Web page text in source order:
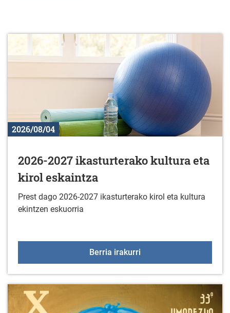
2026/08/04
2026-2027 ikasturterako kultura eta
kirol eskaintza
Prest dago 2026-2027 ikasturterako kirol eta kultura
ekintzen eskuorria
Berria irakurri